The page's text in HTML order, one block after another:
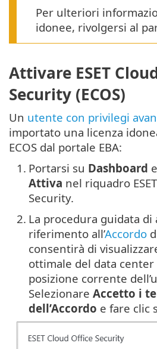
Per ulteriori
idonee, rivolgersi al
Attivare ESET
Security (ECOS)
Un utente con privilegi
importato una licenza
ECOS dal portale EBA:
1. Portarsi su Dashboard
Attiva nel riquadro
Security.
2. La procedura guidata di
riferimento all’Accordo
consentirà di
ottimale del data center
posizione corrente
Selezionare Accetto i
dell’Accordo e fare clic